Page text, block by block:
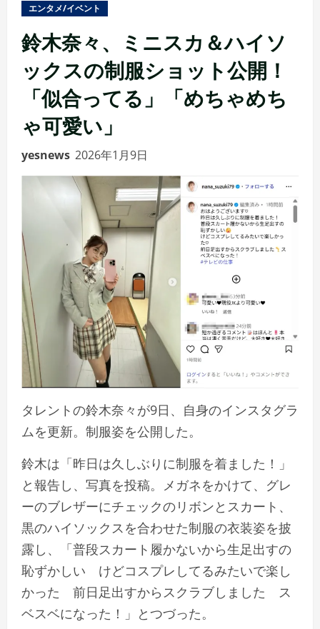
エンタメ/イベント
鈴木奈々、ミニスカ＆ハイソ
ックスの制服ショット公開！
「似合ってる」「めちゃめち
ゃ可愛い」
yesnews 2026年1月9日
タレントの鈴木奈々が9日、自身のインスタグラ
ムを更新。制服姿を公開した。
鈴木は 「昨日は久しぶりに制服を着ました！」
と報告し、写真を投稿。メガネをかけて、グレ
ーのブレザーにチェックのリボンとスカート、
黒のハイソックスを合わせた制服の衣装姿を披
露し、
「普段スカート履かないから生足出すの
恥ずかしい けどコスプレしてるみたいで楽し
かった 前日足出すからスクラブしました ス
ベスベになった！」 とつづった。